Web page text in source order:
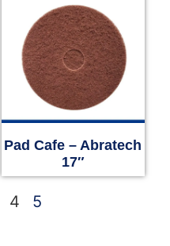
Pad Cafe – Abratech
17″
4 5